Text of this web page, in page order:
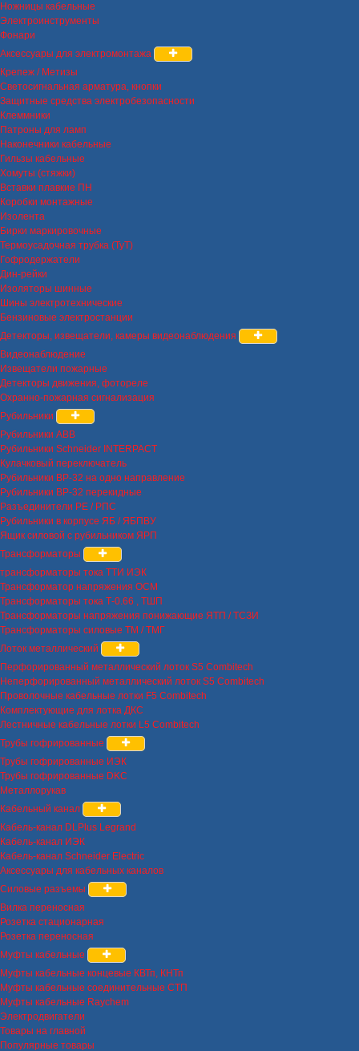
Ножницы кабельные
Электроинструменты
Фонари
Аксессуары для электромонтажа
Крепеж / Метизы
Светосигнальная арматура, кнопки
Защитные средства электробезопасности
Клеммники
Патроны для ламп
Наконечники кабельные
Гильзы кабельные
Хомуты (стяжки)
Вставки плавкие ПН
Коробки монтажные
Изолента
Бирки маркировочные
Термоусадочная трубка (ТуТ)
Гофродержатели
Дин-рейки
Изоляторы шинные
Шины электротехнические
Бензиновые электростанции
Детекторы, извещатели, камеры видеонаблюдения
Видеонаблюдение
Извещатели пожарные
Детекторы движения, фотореле
Охранно-пожарная сигнализация
Рубильники
Рубильники ABB
Рубильники Schneider INTERPACT
Кулачковый переключатель
Рубильники ВР-32 на одно направление
Рубильники ВР-32 перекидные
Разъединители РЕ / РПС
Рубильники в корпусе ЯБ / ЯБПВУ
Ящик силовой с рубильником ЯРП
Трансформаторы
трансформаторы тока ТТИ ИЭК
Трансформатор напряжения ОСМ
Трансформаторы тока Т-0.66 , ТШП
Трансформаторы напряжения понижающие ЯТП / ТСЗИ
Трансформаторы силовые ТМ / ТМГ
Лоток металлический
Перфорированный металлический лоток S5 Combitech
Неперфорированный металлический лоток S5 Combitech
Проволочные кабельные лотки F5 Combitech
Комплектующие для лотка ДКС
Лестничные кабельные лотки L5 Combitech
Трубы гофрированные
Трубы гофрированные ИЭК
Трубы гофрированные DKC
Металлорукав
Кабельный канал
Кабель-канал DLPlus Legrand
Кабель-канал ИЭК
Кабель-канал Schneider Electric
Аксессуары для кабельных каналов
Силовые разъемы
Вилка переносная
Розетка стационарная
Розетка переносная
Муфты кабельные
Муфты кабельные концевые КВТп, КНТп
Муфты кабельные соединительные СТП
Муфты кабельные Raychem
Электродвигатели
Товары на главной
Популярные товары